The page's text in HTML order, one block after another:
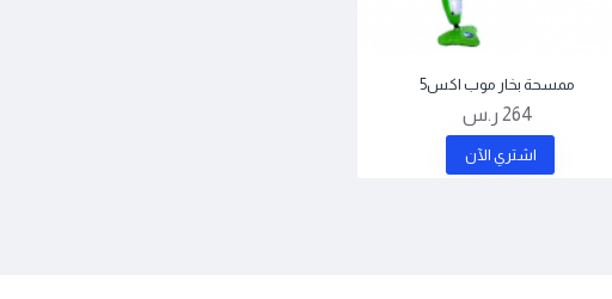
ممسحة بخار موب اكس5
264 ر.س
اشتري اﻵن